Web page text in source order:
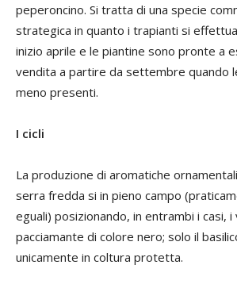
peperoncino. Si tratta di una specie
strategica in quanto i trapianti si
inizio aprile e le piantine sono pronte a
vendita a partire da settembre quando
meno presenti.
I cicli
La produzione di aromatiche
serra fredda si in pieno campo
eguali) posizionando, in entrambi i casi, i
pacciamante di colore nero; solo il
unicamente in coltura protetta.